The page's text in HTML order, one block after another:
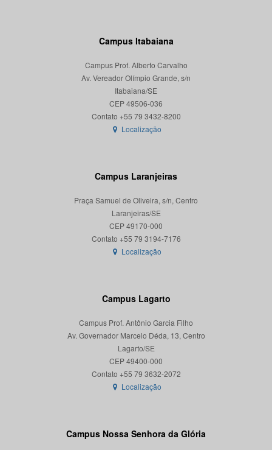
Campus Itabaiana
Campus Prof. Alberto Carvalho
Av. Vereador Olímpio Grande, s/n
Itabaiana/SE
CEP 49506-036
Localização
Campus Laranjeiras
Praça Samuel de Oliveira, s/n, Centro
Laranjeiras/SE
CEP 49170-000
Localização
Campus Lagarto
Campus Prof. Antônio Garcia Filho
Av. Governador Marcelo Déda, 13, Centro
Lagarto/SE
CEP 49400-000
Localização
Campus Nossa Senhora da Glória